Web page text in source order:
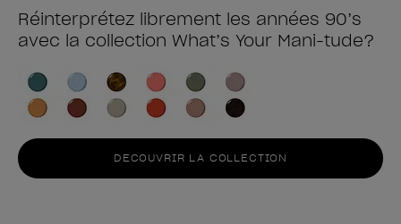
Réinterprétez librement les années 90’s
avec la collection What’s Your Mani-tude?
DECOUVRIR LA COLLECTION